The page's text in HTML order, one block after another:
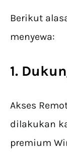
Berikut
menyewa:
1.
Akses
dilakukan
premium